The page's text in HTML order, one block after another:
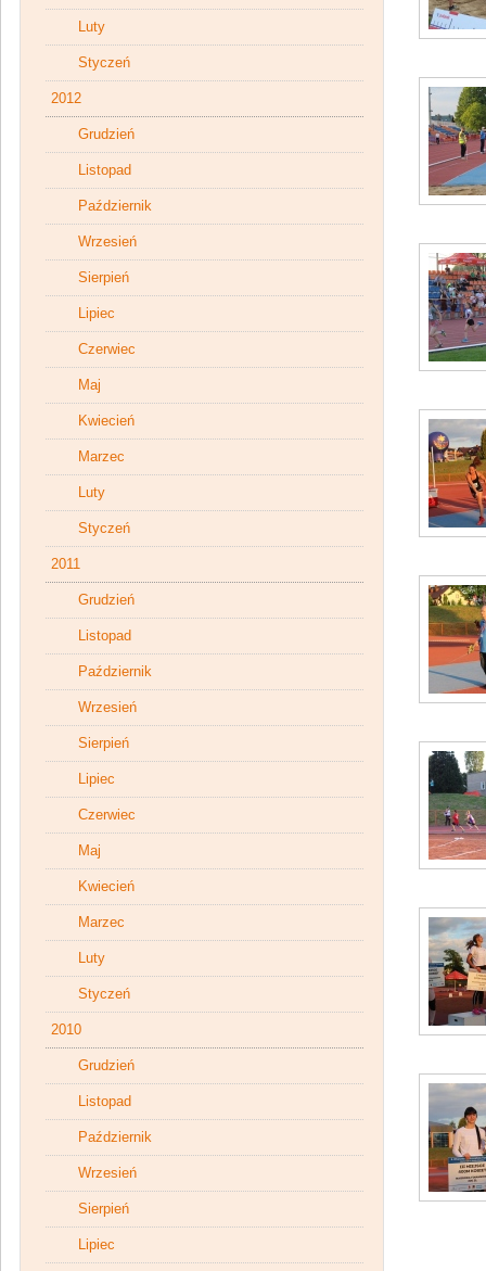
Luty
Styczeń
2012
Grudzień
Listopad
Październik
Wrzesień
Sierpień
Lipiec
Czerwiec
Maj
Kwiecień
Marzec
Luty
Styczeń
2011
Grudzień
Listopad
Październik
Wrzesień
Sierpień
Lipiec
Czerwiec
Maj
Kwiecień
Marzec
Luty
Styczeń
2010
Grudzień
Listopad
Październik
Wrzesień
Sierpień
Lipiec